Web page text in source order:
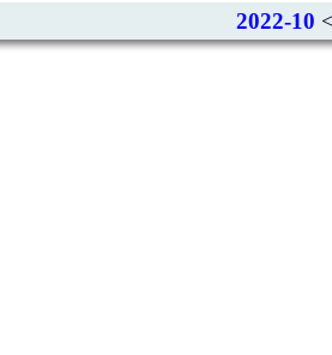
2022-10